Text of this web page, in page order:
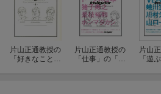
片山正通教授の
「好きなこと」
片山正通教授の
「仕事」の「ル
片山
「遊